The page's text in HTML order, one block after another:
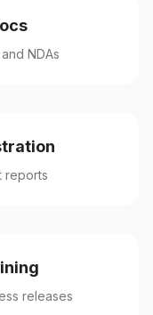
NDAs
reports
releases